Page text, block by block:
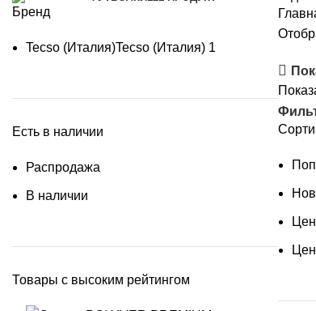
Бренд
Tecso (Италия)Tecso (Италия) 1
Есть в наличии
Распродажа
В наличии
Товары с высоким рейтингом